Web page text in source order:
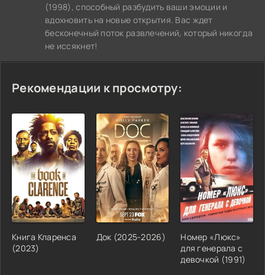
(1998), способный разбудить ваши эмоции и
вдохновить на новые открытия. Вас ждет
бесконечный поток развлечений, который никогда
не иссякнет!
Рекомендации к просмотру:
Книга Кларенса
(2023)
Док (2025-2026)
Номер «Люкс»
для генерала с
девочкой (1991)